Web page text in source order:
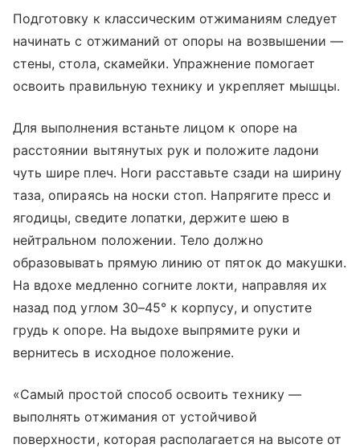
Подготовку к классическим отжиманиям следует
начинать с отжиманий от опоры на возвышении —
стены, стола, скамейки. Упражнение помогает
освоить правильную технику и укрепляет мышцы.
Для выполнения встаньте лицом к опоре на
расстоянии вытянутых рук и положите ладони
чуть шире плеч. Ноги расставьте сзади на ширину
таза, опираясь на носки стоп. Напрягите пресс и
ягодицы, сведите лопатки, держите шею в
нейтральном положении. Тело должно
образовывать прямую линию от пяток до макушки.
На вдохе медленно согните локти, направляя их
назад под углом 30–45° к корпусу, и опустите
грудь к опоре. На выдохе выпрямите руки и
вернитесь в исходное положение.
«Самый простой способ освоить технику —
выполнять отжимания от устойчивой
поверхности, которая располагается на высоте от